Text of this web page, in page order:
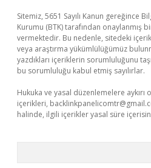
Sitemiz, 5651 Sayılı Kanun gereğince
Kurumu (BTK) tarafından onaylanmış
vermektedir. Bu nedenle, sitedeki
veya araştırma yükümlülüğümüz
yazdıkları içeriklerin sorumluluğunu
bu sorumluluğu kabul etmiş sayılırlar.
Hukuka ve yasal düzenlemelere
içerikleri,
halinde, ilgili içerikler yasal süre